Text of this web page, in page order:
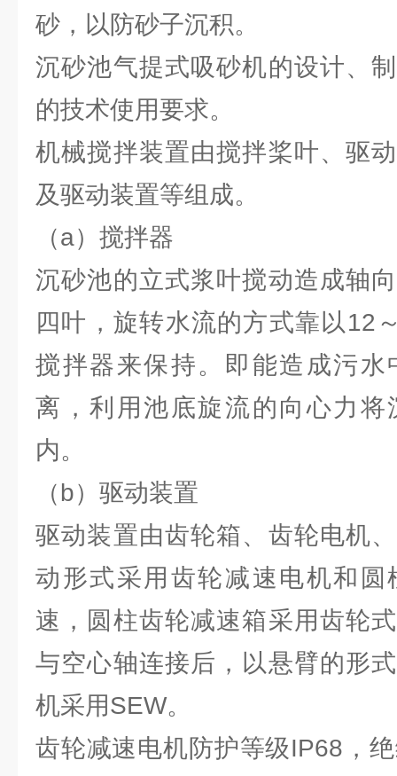
砂，以防砂子沉积。
沉砂池气提式吸砂机的设计、
的技术使用要求。
机械搅拌装置由搅拌桨叶、驱
及驱动装置等组成。
（a）搅拌器
沉砂池的立式浆叶搅动造成轴
四叶，旋转水流的方式靠以12
搅拌器来保持。即能造成污水
离，利用池底旋流的向心力将
内。
（b）驱动装置
驱动装置由齿轮箱、齿轮电机
动形式采用齿轮减速电机和圆
速，圆柱齿轮减速箱采用齿轮
与空心轴连接后，以悬臂的形
机采用SEW。
齿轮减速电机防护等级IP68，